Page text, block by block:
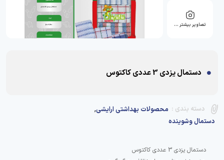
تصاویر بیشتر …
دستمال یزدی 3 عددی کاکتوس
دسته بندی : محصولات بهداشتی ارایشی,
دستمال وشوینده